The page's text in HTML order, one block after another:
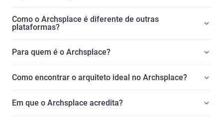
Como o Archsplace é diferente de outras
plataformas?
Para quem é o Archsplace?
Como encontrar o arquiteto ideal no Archsplace?
Em que o Archsplace acredita?